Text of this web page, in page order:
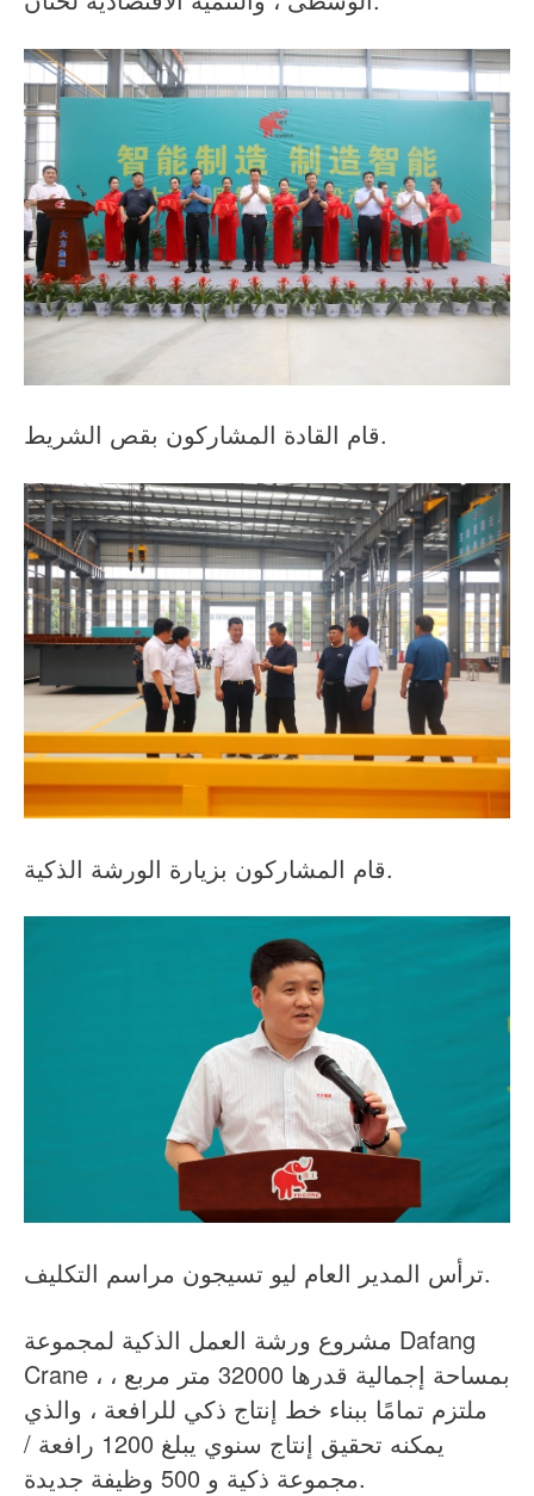
قام القادة المشاركون بقص الشريط.
قام المشاركون بزيارة الورشة الذكية.
ترأس المدير العام ليو تسيجون مراسم التكليف.
مشروع ورشة العمل الذكية لمجموعة Dafang
Crane ، بمساحة إجمالية قدرها 32000 متر مربع ،
ملتزم تمامًا ببناء خط إنتاج ذكي للرافعة ، والذي
يمكنه تحقيق إنتاج سنوي يبلغ 1200 رافعة /
مجموعة ذكية و 500 وظيفة جديدة.